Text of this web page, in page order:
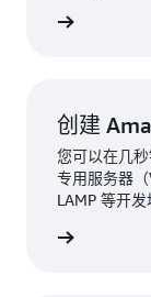
创建
您可以在几
专用服务器
LAMP 等开发